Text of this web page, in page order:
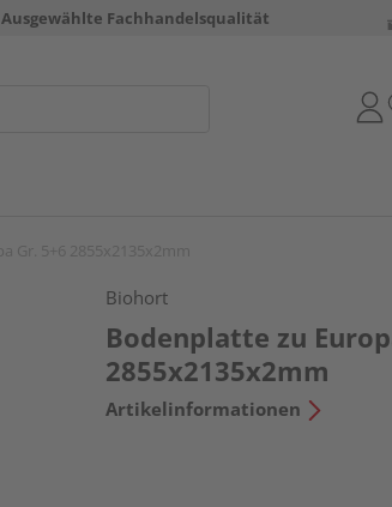
Ausgewählte Fachhandelsqualität
Biohort
Bodenplatte zu
2855x2135x2mm
Artikelinformationen